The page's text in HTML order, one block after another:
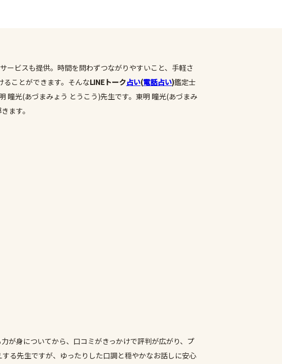
ービスも提供。時間を問わずつながりやすいこと、手軽さ
ことができます。そんなLINEトーク占い(電話占い)鑑定士
瞳光(あづまみょう とうこう)先生です。東明 瞳光(あづまみ
ます。
が身についてから、口コミがきっかけで評判が広がり、プ
る先生ですが、ゆったりした口調と穏やかなお話しに安心